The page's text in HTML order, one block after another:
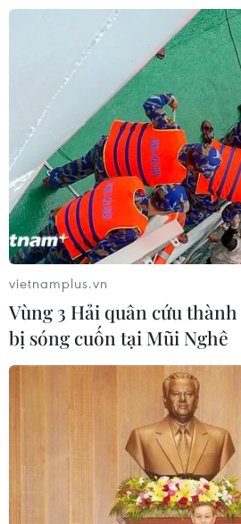
vietnamplus.vn
Vùng 3 Hải quân cứu
bị sóng cuốn tại Mũi Nghê